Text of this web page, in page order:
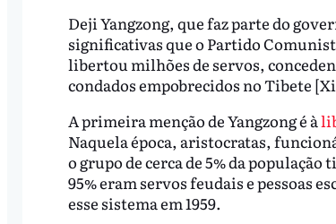
Deji Yangzong, que faz parte do
significativas que o Partido
libertou milhões de servos,
condados empobrecidos no Tibete
A primeira menção de Yangzong é à
Naquela época, aristocratas,
o grupo de cerca de 5% da
95% eram servos feudais e pessoas
esse sistema em 1959.